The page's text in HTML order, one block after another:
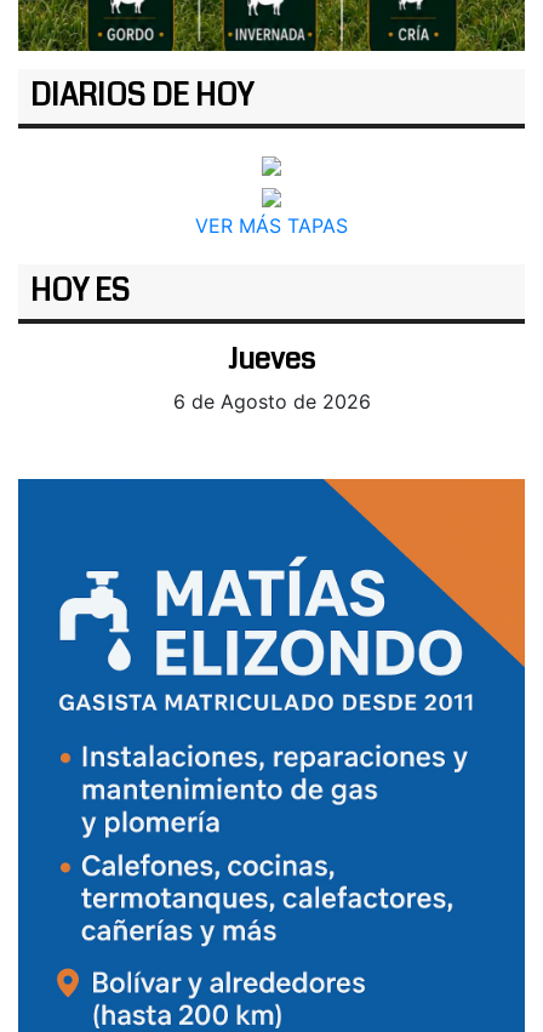
DIARIOS DE HOY
VER MÁS TAPAS
HOY ES
Jueves
6 de Agosto de 2026